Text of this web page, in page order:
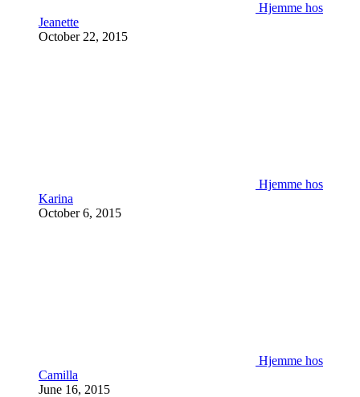
Hjemme hos
Jeanette
October 22, 2015
Hjemme hos
Karina
October 6, 2015
Hjemme hos
Camilla
June 16, 2015